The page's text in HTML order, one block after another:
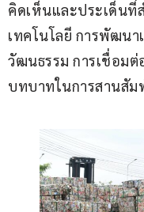
คิดเห็นและประเด็นที่
เทคโนโลยี การพัฒนา
วัฒนธรรม การเชื่อมต่
บทบาทในการสานสัม